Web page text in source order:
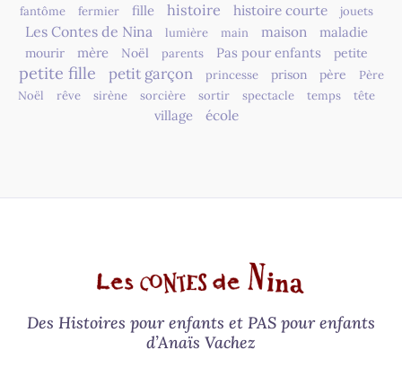
fantôme fermier fille histoire histoire courte jouets
Les Contes de Nina lumière main maison maladie
mourir mère Noël parents Pas pour enfants petite
petite fille petit garçon princesse prison père
Père
Noël
rêve sirène sorcière sortir spectacle temps tête
village école
Des Histoires pour enfants et PAS pour enfants
d’Anaïs Vachez